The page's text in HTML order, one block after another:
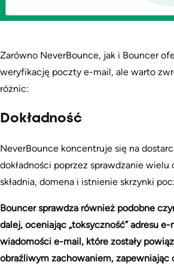
Zarówno NeverBounce, jak i Bouncer
weryfikację poczty e-mail, ale warto
różnic:
Dokładność
NeverBounce koncentruje się na
dokładności poprzez sprawdzanie
składnia, domena i istnienie skrzynki
Bouncer sprawdza również podobne
dalej, oceniając „toksyczność” adresu
wiadomości e-mail, które zostały
obraźliwym zachowaniem, zapewniając